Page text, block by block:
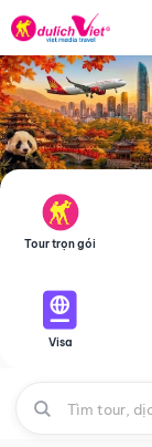
Tour trọn gói
Visa